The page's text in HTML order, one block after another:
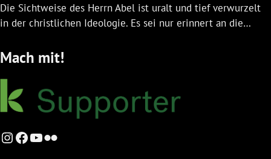
Die Sichtweise des Herrn Abel ist uralt und tief verwurzelt
in der christlichen Ideologie. Es sei nur erinnert an die…
Mach mit!
Instagram
Facebook
YouTube
Flickr